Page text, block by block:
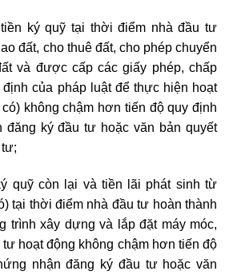
ký quỹ tại thời điểm nhà đầu tư
đất, cho thuê đất, cho phép chuyển
và được cấp các giấy phép, chấp
của pháp luật để thực hiện hoạt
không chậm hơn tiến độ quy định
đăng ký đầu tư hoặc văn bản quyết
quỹ còn lại và tiền lãi phát sinh từ
tại thời điểm nhà đầu tư hoàn thành
trình xây dựng và lắp đặt máy móc,
hoạt động không chậm hơn tiến độ
nhận đăng ký đầu tư hoặc văn